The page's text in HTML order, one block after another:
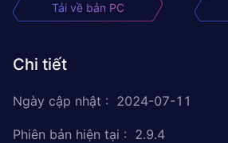
Tải về bản PC
Chi tiết
Ngày cập nhật : 2024-07-11
Phiên bản hiện tại : 2.9.4